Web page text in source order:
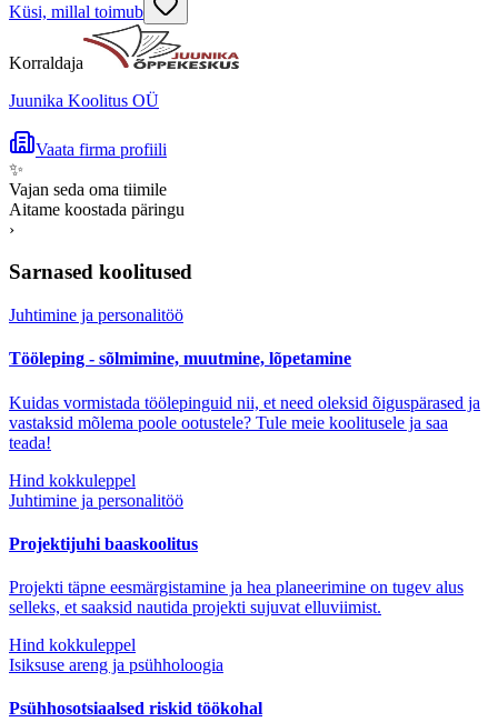
Küsi, millal toimub
Korraldaja
Juunika Koolitus OÜ
Vaata firma profiili
✨
Vajan seda oma tiimile
Aitame koostada päringu
›
Sarnased koolitused
Juhtimine ja personalitöö
Tööleping - sõlmimine, muutmine, lõpetamine
Kuidas vormistada töölepinguid nii, et need oleksid õiguspärased ja
vastaksid mõlema poole ootustele? Tule meie koolitusele ja saa
teada!
Hind kokkuleppel
Juhtimine ja personalitöö
Projektijuhi baaskoolitus
Projekti täpne eesmärgistamine ja hea planeerimine on tugev alus
selleks, et saaksid nautida projekti sujuvat elluviimist.
Hind kokkuleppel
Isiksuse areng ja psühholoogia
Psühhosotsiaalsed riskid töökohal